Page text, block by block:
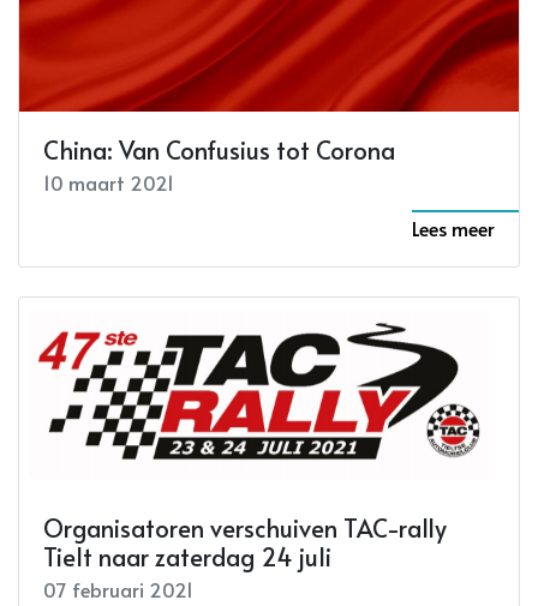
China: Van Confusius tot Corona
10 maart 2021
Lees meer
Organisatoren verschuiven TAC-rally
Tielt naar zaterdag 24 juli
07 februari 2021